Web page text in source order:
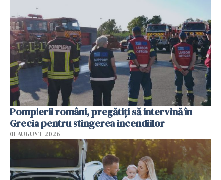
Pompierii români, pregătiţi să intervină în
Grecia pentru stingerea incendiilor
01 AUGUST 2026